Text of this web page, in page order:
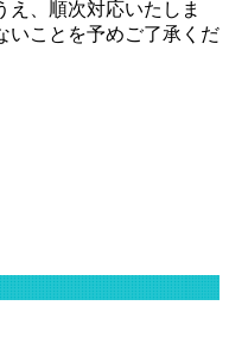
え、順次対応いたしま
いことを予めご了承くだ